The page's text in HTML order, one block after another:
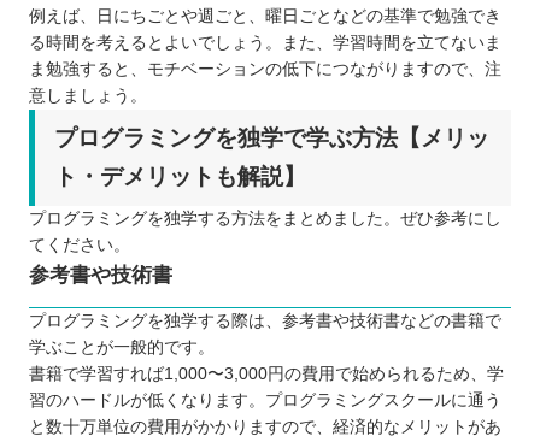
例えば、日にちごとや週ごと、曜日ごとなどの基準で勉強でき
る時間を考えるとよいでしょう。また、学習時間を立てないま
ま勉強すると、モチベーションの低下につながりますので、注
意しましょう。
プログラミングを独学で学ぶ方法【メリッ
ト・デメリットも解説】
プログラミングを独学する方法をまとめました。ぜひ参考にし
てください。
参考書や技術書
プログラミングを独学する際は、参考書や技術書などの書籍で
学ぶことが一般的です。
書籍で学習すれば1,000〜3,000円の費用で始められるため、学
習のハードルが低くなります。プログラミングスクールに通う
と数十万単位の費用がかかりますので、経済的なメリットがあ